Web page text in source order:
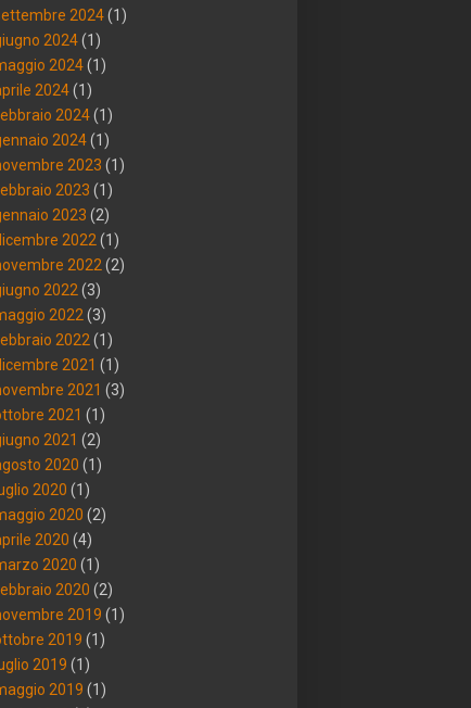
2024(1)
2024(1)
2024(1)
2024(1)
2024(1)
2024(1)
2023 (1)
2023 (1)
2023 (2)
2022 (1)
2022 (2)
2022 (3)
2022 (3)
2022 (1)
2021 (1)
2021 (3)
2021 (1)
2021 (2)
2020 (1)
2020 (1)
2020 (2)
2020 (4)
2020 (1)
2020 (2)
2019 (1)
2019 (1)
2019 (1)
2019 (1)